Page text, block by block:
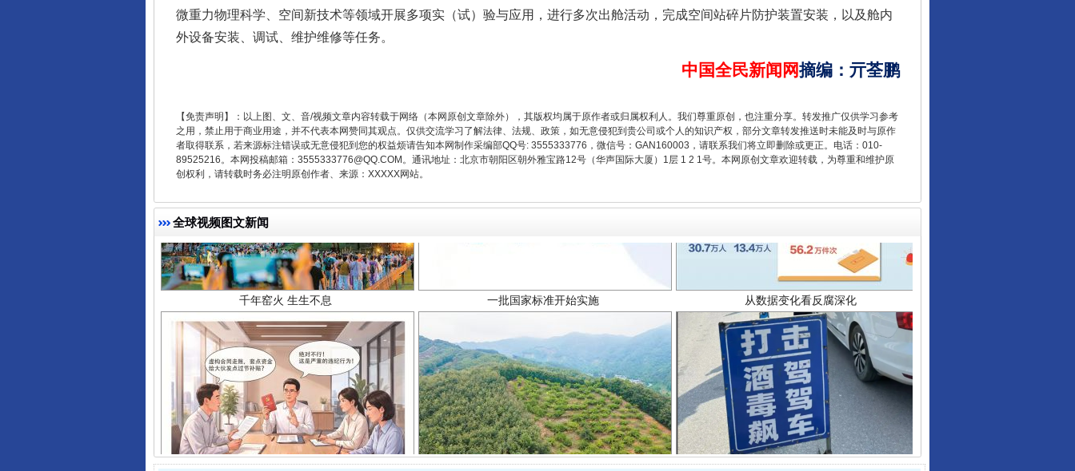
微重力物理科学、空间新技术等领域开展多项实（试）验与应用，进行多次出舱活动，完成空间站碎片防护装置安装，以及舱内
外设备安装、调试、维护维修等任务。
中国全民新闻网摘编 ： 亓荃鹏
【免责声明】：以上图、文、音/视频文章内容转载于网络（本网原创文章除外），其版权均属于原作者或归属权利人。我们尊重原创，也注重分享。转发推广仅供学习参考
之用，禁止用于商业用途，并不代表本网赞同其观点。仅供交流学习了解法律、法规、政策，如无意侵犯到贵公司或个人的知识产权，部分文章转发推送时未能及时与原作
者取得联系，若来源标注错误或无意侵犯到您的权益烦请告知本网制作采编部QQ号: 3555333776，微信号：GAN160003，请联系我们将立即删除或更正。电话：010-
89525216。本网投稿邮箱：3555333776@QQ.COM。通讯地址：北京市朝阳区朝外雅宝路12号（华声国际大厦）1层 1 2 1号。本网原创文章欢迎转载，为尊重和维护原
创权利，请转载时务必注明原创作者、来源：XXXXX网站。
全球视频图文新闻
东山县通报“牛蛙产品抗生素超标问题” 法徽映军营 权益有保障 让核能赋能千行百业
千年窑火 生生不息
揭开“小金库”的免责幌子 以产业富民促振兴 酒驾未被当场查获能处罚吗